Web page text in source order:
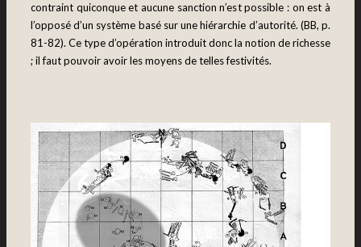
contraint quiconque et aucune sanction n’est possible : on est à
l’opposé d’un système basé sur une hiérarchie d’autorité. (BB, p.
81-82). Ce type d’opération introduit donc la notion de richesse
; il faut pouvoir avoir les moyens de telles festivités.